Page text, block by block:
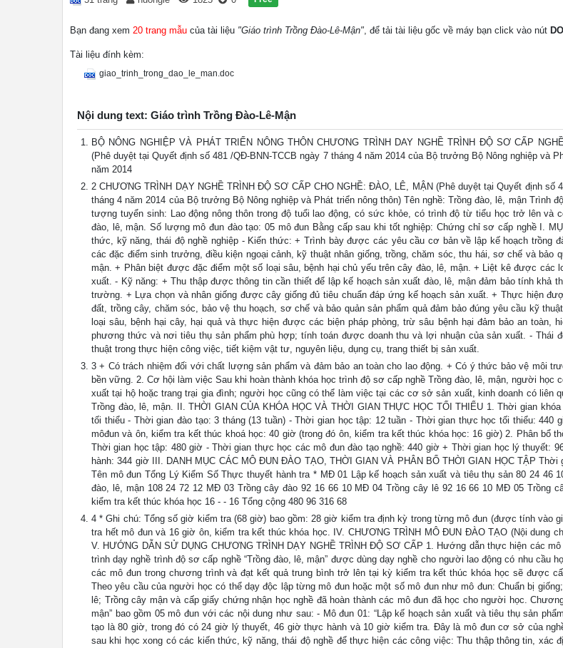
Bạn đang xem 20 trang mẫu của tài liệu "Giáo trình Trồng Đào-Lê-Mận", để tải tài liệu gốc về máy bạn click vào nút
Tài liệu đính kèm:
giao_trinh_trong_dao_le_man.doc
Nội dung text: Giáo trình Trồng Đào-Lê-Mận
BỘ NÔNG NGHIỆP VÀ PHÁT TRIỂN NÔNG THÔN CHƯƠNG TRÌNH DAY NGHỀ TRÌNH ĐỘ SƠ CẤP
(Phê duyệt tại Quyết định số 481 /QĐ-BNN-TCCB ngày 7 tháng 4 năm 2014 của Bộ trưởng Bộ Nông nghiệp và
năm 2014
2 CHƯƠNG TRÌNH DẠY NGHỀ TRÌNH ĐỘ SƠ CẤP CHO NGHỀ: ĐÀO, LÊ, MẬN (Phê duyệt tại Quyết định số
tháng 4 năm 2014 của Bộ trưởng Bộ Nông nghiệp và Phát triển nông thôn) Tên nghề: Trồng đào, lê, mận Trình
tượng tuyển sinh: Lao động nông thôn trong độ tuổi lao động, có sức khỏe, có trình độ từ tiểu học trở lên và
đào, lê, mận. Số lượng mô đun đào tạo: 05 mô đun Bằng cấp sau khi tốt nghiệp: Chứng chỉ sơ cấp nghề I.
thức, kỹ năng, thái độ nghề nghiệp - Kiến thức: + Trình bày được các yêu cầu cơ bản về lập kế hoạch trồng
các đặc điểm sinh trưởng, điều kiện ngoại cảnh, kỹ thuật nhân giống, trồng, chăm sóc, thu hái, sơ chế và bảo
mận. + Phân biệt được đặc điểm một số loại sâu, bệnh hại chủ yếu trên cây đào, lê, mận. + Liệt kê được các
xuất. - Kỹ năng: + Thu thập được thông tin cần thiết để lập kế hoạch sản xuất đào, lê, mận đảm bảo tính khả
trường. + Lựa chọn và nhân giống được cây giống đủ tiêu chuẩn đáp ứng kế hoạch sản xuất. + Thực hiện
đất, trồng cây, chăm sóc, bảo vệ thu hoạch, sơ chế và bảo quản sản phẩm quả đảm bảo đúng yêu cầu kỹ
loại sâu, bệnh hại cây, hại quả và thực hiện được các biện pháp phòng, trừ sâu bệnh hại đảm bảo an toàn,
phương thức và nơi tiêu thụ sản phẩm phù hợp; tính toán được doanh thu và lợi nhuận của sản xuất. - Thái
thuật trong thực hiện công việc, tiết kiệm vật tư, nguyên liệu, dụng cụ, trang thiết bị sản xuất.
3 + Có trách nhiệm đối với chất lượng sản phẩm và đảm bảo an toàn cho lao động. + Có ý thức bảo vệ môi
bền vững. 2. Cơ hội làm việc Sau khi hoàn thành khóa học trình độ sơ cấp nghề Trồng đào, lê, mận, người học
xuất tại hộ hoặc trang trại gia đình; người học cũng có thể làm việc tại các cơ sở sản xuất, kinh doanh có liên
Trồng đào, lê, mận. II. THỜI GIAN CỦA KHÓA HỌC VÀ THỜI GIAN THỰC HỌC TỐI THIỂU 1. Thời gian
tối thiểu - Thời gian đào tạo: 3 tháng (13 tuần) - Thời gian học tập: 12 tuần - Thời gian thực học tối thiểu: 440
môđun và ôn, kiểm tra kết thúc khoá học: 40 giờ (trong đó ôn, kiểm tra kết thúc khóa học: 16 giờ) 2. Phân bổ
Thời gian học tập: 480 giờ - Thời gian thực học các mô đun đào tạo nghề: 440 giờ + Thời gian học lý thuyết:
hành: 344 giờ III. DANH MỤC CÁC MÔ ĐUN ĐÀO TẠO, THỜI GIAN VÀ PHÂN BỔ THỜI GIAN HỌC TẬP Thời
Tên mô đun Tổng Lý Kiểm Số Thực thuyết hành tra * MĐ 01 Lập kế hoạch sản xuất và tiêu thụ sản 80 24 46
đào, lê, mận 108 24 72 12 MĐ 03 Trồng cây đào 92 16 66 10 MĐ 04 Trồng cây lê 92 16 66 10 MĐ 05 Trồng
kiểm tra kết thúc khóa học 16 - - 16 Tổng cộng 480 96 316 68
4 * Ghi chú: Tổng số giờ kiểm tra (68 giờ) bao gồm: 28 giờ kiểm tra định kỳ trong từng mô đun (được tính vào
tra hết mô đun và 16 giờ ôn, kiểm tra kết thúc khóa học. IV. CHƯƠNG TRÌNH MÔ ĐUN ĐÀO TẠO (Nội dung
V. HƯỚNG DẪN SỬ DỤNG CHƯƠNG TRÌNH DẠY NGHỀ TRÌNH ĐỘ SƠ CẤP 1. Hướng dẫn thực hiện các
trình dạy nghề trình độ sơ cấp nghề “Trồng đào, lê, mận” được dùng dạy nghề cho người lao động có nhu cầu
các mô đun trong chương trình và đạt kết quả trung bình trở lên tại kỳ kiểm tra kết thúc khóa học sẽ được
Theo yêu cầu của người học có thể dạy độc lập từng mô đun hoặc một số mô đun như mô đun: Chuẩn bị
lê; Trồng cây mận và cấp giấy chứng nhận học nghề đã hoàn thành các mô đun đã học cho người học.
mận” bao gồm 05 mô đun với các nội dung như sau: - Mô đun 01: “Lập kế hoạch sản xuất và tiêu thụ sản
tạo là 80 giờ, trong đó có 24 giờ lý thuyết, 46 giờ thực hành và 10 giờ kiểm tra. Đây là mô đun cơ sở của
sau khi học xong có các kiến thức, kỹ năng, thái độ nghề để thực hiện các công việc: Thu thập thông tin, xác